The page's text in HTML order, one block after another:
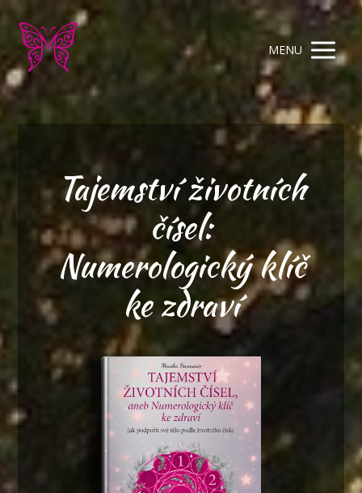
MENU
Tajemství životních
čísel:
Numerologický klíč
ke zdraví